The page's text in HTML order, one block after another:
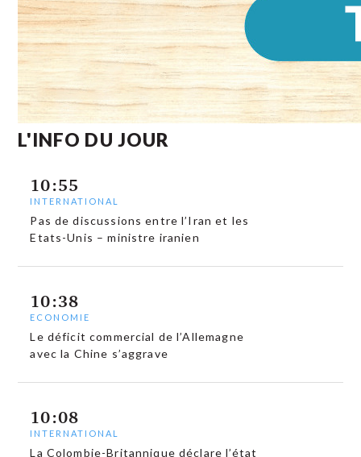
L'INFO DU JOUR
10:55
INTERNATIONAL
Pas de discussions entre l’Iran et les
Etats-Unis – ministre iranien
10:38
ECONOMIE
Le déficit commercial de l’Allemagne
avec la Chine s’aggrave
10:08
INTERNATIONAL
La Colombie-Britannique déclare l’état